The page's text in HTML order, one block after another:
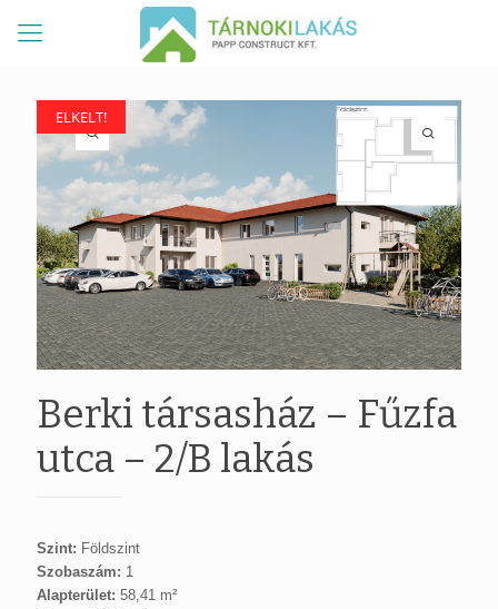
ELKELT!
ELKELT!
Berki társasház – Fűzfa
utca – 2/B lakás
Szint: Földszint
Szobaszám: 1
Alapterület: 58,41 m²